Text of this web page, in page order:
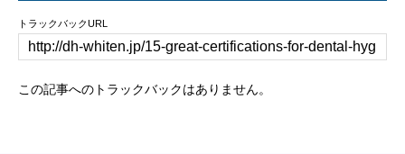
トラックバックURL
この記事へのトラックバックはありません。